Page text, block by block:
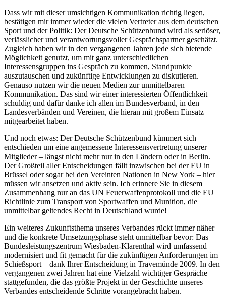
Dass wir mit dieser umsichtigen Kommunikation richtig liegen,
bestätigen mir immer wieder die vielen Vertreter aus dem deutschen
Sport und der Politik: Der Deutsche Schützenbund wird als seriöser,
verlässlicher und verantwortungsvoller Gesprächspartner geschätzt.
Zugleich haben wir in den vergangenen Jahren jede sich bietende
Möglichkeit genutzt, um mit ganz unterschiedlichen
Interessensgruppen ins Gespräch zu kommen, Standpunkte
auszutauschen und zukünftige Entwicklungen zu diskutieren.
Genauso nutzen wir die neuen Medien zur unmittelbaren
Kommunikation. Das sind wir einer interessierten Öffentlichkeit
schuldig und dafür danke ich allen im Bundesverband, in den
Landesverbänden und Vereinen, die hieran mit großem Einsatz
mitgearbeitet haben.
Und noch etwas: Der Deutsche Schützenbund kümmert sich
entschieden um eine angemessene Interessensvertretung unserer
Mitglieder – längst nicht mehr nur in den Ländern oder in Berlin.
Der Großteil aller Entscheidungen fällt inzwischen bei der EU in
Brüssel oder sogar bei den Vereinten Nationen in New York – hier
müssen wir ansetzen und aktiv sein. Ich erinnere Sie in diesem
Zusammenhang nur an das UN Feuerwaffenprotokoll und die EU
Richtlinie zum Transport von Sportwaffen und Munition, die
unmittelbar geltendes Recht in Deutschland wurde!
Ein weiteres Zukunftsthema unseres Verbandes rückt immer näher
und die konkrete Umsetzungsphase steht unmittelbar bevor: Das
Bundesleistungszentrum Wiesbaden-Klarenthal wird umfassend
modernisiert und fit gemacht für die zukünftigen Anforderungen im
Schießsport – dank Ihrer Entscheidung in Travemünde 2009. In den
vergangenen zwei Jahren hat eine Vielzahl wichtiger Gespräche
stattgefunden, die das größte Projekt in der Geschichte unseres
Verbandes entscheidende Schritte vorangebracht haben.